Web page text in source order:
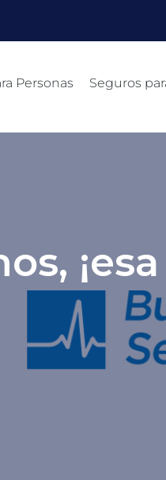
Personas Seguros